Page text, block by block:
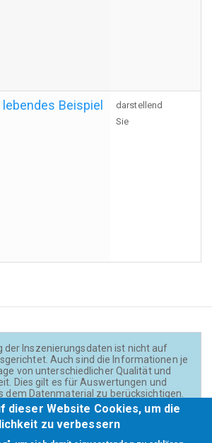
Beispiel
darstellend
Sie
der Inszenierungsdaten ist nicht auf
Auch sind die Informationen je
von unterschiedlicher Qualität und
Dies gilt es für Auswertungen und
dem Datenmaterial zu berücksichtigen.
der Website sind - wenn nicht anders
lizensiert unterCC BY 4.0(Creator:
Theadok.at).
dieser Website Cookies, um die
zu verbessern